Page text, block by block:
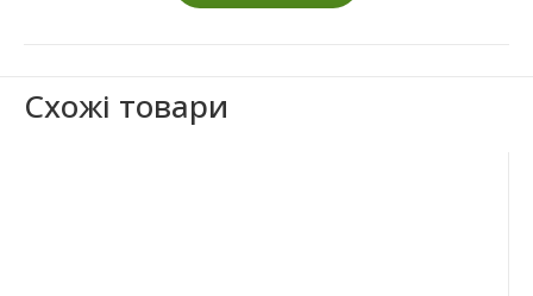
Схожі товари